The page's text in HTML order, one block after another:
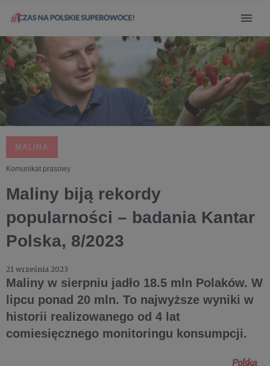
MALINA
Komunikat prasowy
Maliny biją rekordy
popularności – badania Kantar
Polska, 8/2023
21 września 2023
Maliny w sierpniu jadło 18.5 mln Polaków. W
lipcu ponad 20 mln. To najwyższe wyniki w
historii realizowanego od 4 lat
comiesięcznego monitoringu konsumpcji.